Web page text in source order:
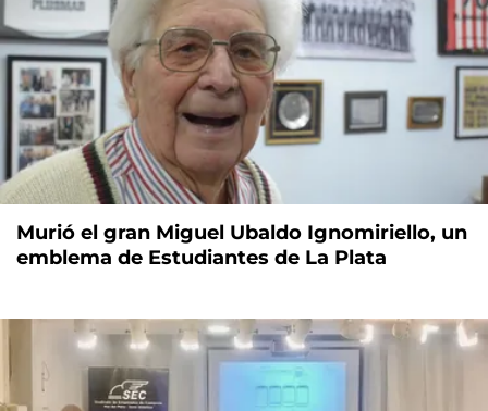
Murió el gran Miguel Ubaldo Ignomiriello, un
emblema de Estudiantes de La Plata